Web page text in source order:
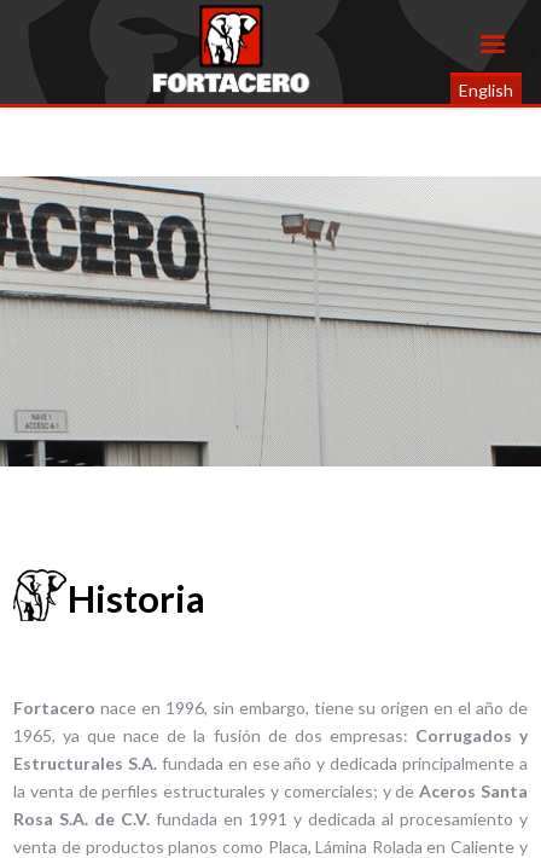
English
Historia
Fortacero nace en 1996, sin embargo, tiene su origen en el año de
1965, ya que nace de la fusión de dos empresas: Corrugados y
Estructurales S.A. fundada en ese año y dedicada principalmente a
la venta de perfiles estructurales y comerciales; y deAceros Santa
Rosa S.A. de C.V. fundada en 1991 y dedicada al procesamiento y
venta de productos planos como Placa, Lámina Rolada en Caliente y